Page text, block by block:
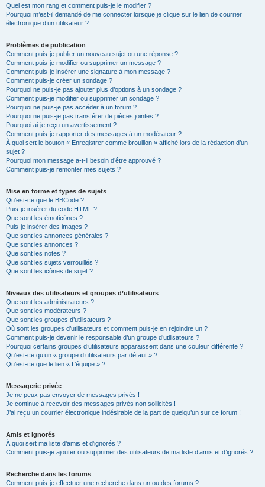
Quel est mon rang et comment puis-je le modifier ?
Pourquoi m’est-il demandé de me connecter lorsque je clique sur le lien de courrier
électronique d’un utilisateur ?
Problèmes de publication
Comment puis-je publier un nouveau sujet ou une réponse ?
Comment puis-je modifier ou supprimer un message ?
Comment puis-je insérer une signature à mon message ?
Comment puis-je créer un sondage ?
Pourquoi ne puis-je pas ajouter plus d’options à un sondage ?
Comment puis-je modifier ou supprimer un sondage ?
Pourquoi ne puis-je pas accéder à un forum ?
Pourquoi ne puis-je pas transférer de pièces jointes ?
Pourquoi ai-je reçu un avertissement ?
Comment puis-je rapporter des messages à un modérateur ?
À quoi sert le bouton « Enregistrer comme brouillon » affiché lors de la rédaction d’un
sujet ?
Pourquoi mon message a-t-il besoin d’être approuvé ?
Comment puis-je remonter mes sujets ?
Mise en forme et types de sujets
Qu’est-ce que le BBCode ?
Puis-je insérer du code HTML ?
Que sont les émoticônes ?
Puis-je insérer des images ?
Que sont les annonces générales ?
Que sont les annonces ?
Que sont les notes ?
Que sont les sujets verrouillés ?
Que sont les icônes de sujet ?
Niveaux des utilisateurs et groupes d’utilisateurs
Que sont les administrateurs ?
Que sont les modérateurs ?
Que sont les groupes d’utilisateurs ?
Où sont les groupes d’utilisateurs et comment puis-je en rejoindre un ?
Comment puis-je devenir le responsable d’un groupe d’utilisateurs ?
Pourquoi certains groupes d’utilisateurs apparaissent dans une couleur différente ?
Qu’est-ce qu’un « groupe d’utilisateurs par défaut » ?
Qu’est-ce que le lien « L’équipe » ?
Messagerie privée
Je ne peux pas envoyer de messages privés !
Je continue à recevoir des messages privés non sollicités !
J’ai reçu un courrier électronique indésirable de la part de quelqu’un sur ce forum !
Amis et ignorés
À quoi sert ma liste d’amis et d’ignorés ?
Comment puis-je ajouter ou supprimer des utilisateurs de ma liste d’amis et d’ignorés ?
Recherche dans les forums
Comment puis-je effectuer une recherche dans un ou des forums ?